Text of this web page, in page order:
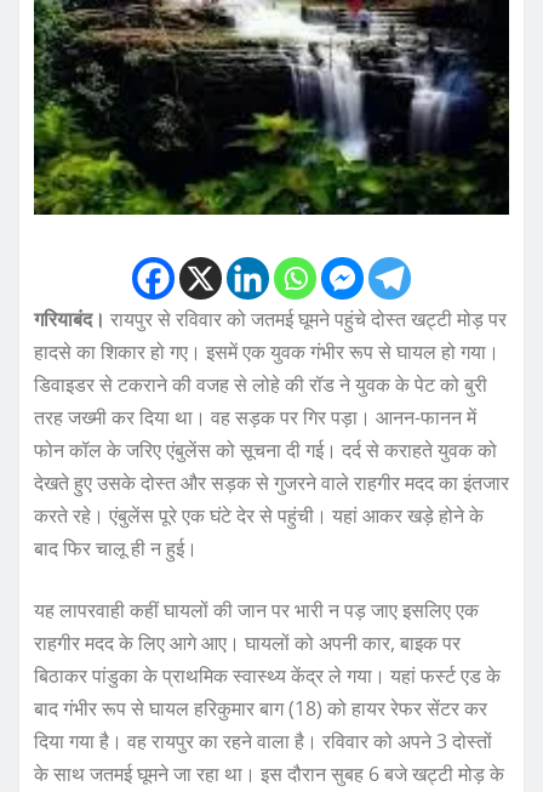
गरियाबंद। रायपुर से रविवार को जतमई घूमने पहुंचे दोस्त खट्टी मोड़ पर
हादसे का शिकार हो गए। इसमें एक युवक गंभीर रूप से घायल हो गया।
डिवाइडर से टकराने की वजह से लोहे की रॉड ने युवक के पेट को बुरी
तरह जख्मी कर दिया था। वह सड़क पर गिर पड़ा। आनन-फानन में
फोन कॉल के जरिए एंबुलेंस को सूचना दी गई। दर्द से कराहते युवक को
देखते हुए उसके दोस्त और सड़क से गुजरने वाले राहगीर मदद का इंतजार
करते रहे। एंबुलेंस पूरे एक घंटे देर से पहुंची। यहां आकर खड़े होने के
बाद फिर चालू ही न हुई।
यह लापरवाही कहीं घायलों की जान पर भारी न पड़ जाए इसलिए एक
राहगीर मदद के लिए आगे आए। घायलों को अपनी कार, बाइक पर
बिठाकर पांडुका के प्राथमिक स्वास्थ्य केंद्र ले गया। यहां फर्स्ट एड के
बाद गंभीर रूप से घायल हरिकुमार बाग (18) को हायर रेफर सेंटर कर
दिया गया है। वह रायपुर का रहने वाला है। रविवार को अपने 3 दोस्तों
के साथ जतमई घूमने जा रहा था। इस दौरान सुबह 6 बजे खट्टी मोड़ के